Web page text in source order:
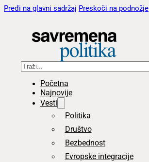
Pređi na glavni sadržaj Preskoči na podnožje
Pretraga
Početna
Najnovije
Vesti
Politika
Društvo
Bezbednost
Evropske integracije